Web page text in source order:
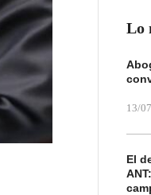
Lo
13/
El